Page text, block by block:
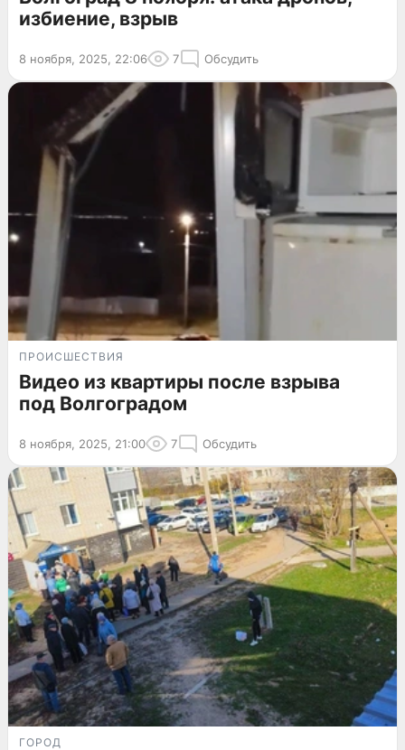
избиение, взрыв
8 ноября, 2025, 22:06 7 Обсудить
ПРОИСШЕСТВИЯ
Видео из квартиры после взрыва
под Волгоградом
8 ноября, 2025, 21:00 7 Обсудить
ГОРОД